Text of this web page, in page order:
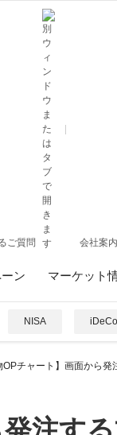
ご質問 会社案
ン マーケット
NISA iDeCo
チャート】画面から発